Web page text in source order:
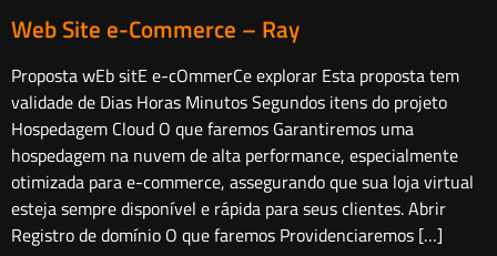
Web Site e-Commerce – Ray
Proposta wEb sitE e-cOmmerCe explorar Esta proposta tem
validade de Dias Horas Minutos Segundos itens do projeto
Hospedagem Cloud O que faremos Garantiremos uma
hospedagem na nuvem de alta performance, especialmente
otimizada para e-commerce, assegurando que sua loja virtual
esteja sempre disponível e rápida para seus clientes. Abrir
Registro de domínio O que faremos Providenciaremos […]